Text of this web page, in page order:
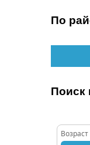
По
Поиск
Возраст